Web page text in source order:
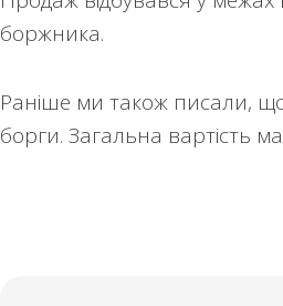
боржника.
Раніше ми також писали,
борги. Загальна вартість